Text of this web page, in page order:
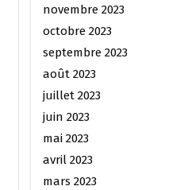
novembre 2023
octobre 2023
septembre 2023
août 2023
juillet 2023
juin 2023
mai 2023
avril 2023
mars 2023